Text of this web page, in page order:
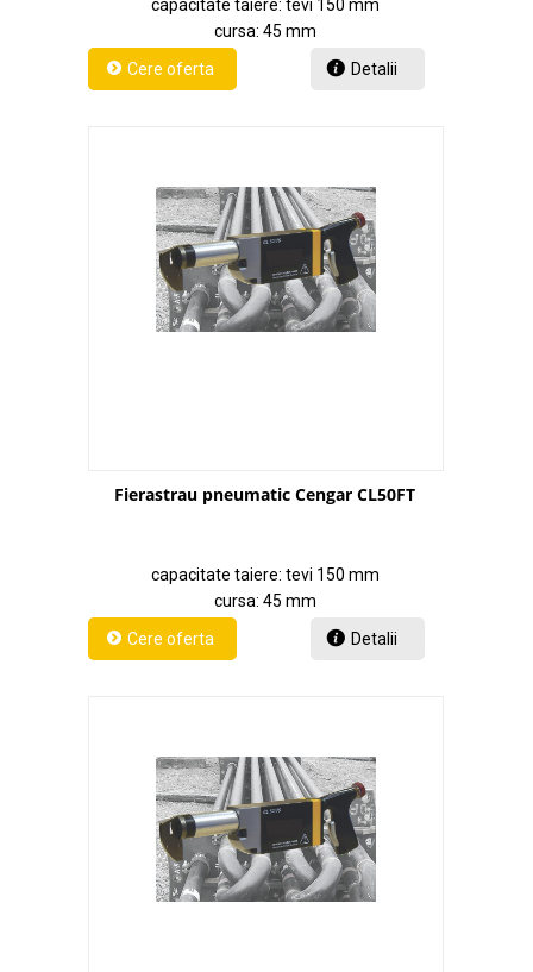
capacitate taiere: tevi 150 mm
cursa: 45 mm
Detalii
Fierastrau pneumatic Cengar CL50FT
capacitate taiere: tevi 150 mm
cursa: 45 mm
Detalii